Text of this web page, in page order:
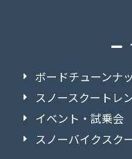
ボードチューンナ
スノースクートレ
イベント・試乗会
スノーバイクスク